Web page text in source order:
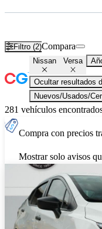
Filtro (2)Compara
Nissan Versa
Ocultar resultados
Nuevos/Usados/
281 vehículos
Compra con precios
Mostrar solo avisos